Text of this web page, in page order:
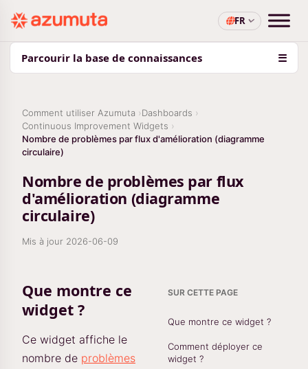
FR
Parcourir la base de connaissances ☰
Comment utiliser Azumuta
Dashboards
Continuous Improvement Widgets
Nombre de problèmes par flux d'amélioration (diagramme
circulaire)
Nombre de problèmes par flux
d'amélioration (diagramme
circulaire)
Mis à jour 2026-06-09
Que montre ce
widget ?
Ce widget affiche le
nombre de problèmes
SUR CETTE PAGE
Que montre ce widget ?
Comment déployer ce
widget ?